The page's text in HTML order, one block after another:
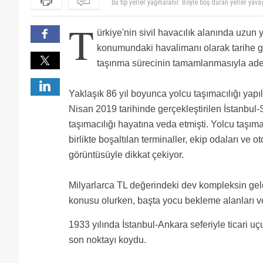
bu tip yerler yağmalanır. Böyle boş duran yerler
Atatürk Havalimanı DERHAL tekrar faaliyetine
Havalimanı mevcuttur. 30 Mio.luk İstanbul'a
terkedilmeden faaliyete geçirilmelidir. Milyarlarca
15. Saniyedeki 40 bin liralık kahve makinesini
Evet haber yapmak için bu başlık hiç olmamımış
Sanki sol yanımı kaybetmişim gibi Allah böylesini
TR böyle israflar yüzünden ekonomik olarak bitiyor.
Milli servet bunlar ! Çöpe atmışlar...bu nasıl israftır
Daha ne diyeyim?
T ürkiye'nin sivil havacılık alanında uzun
konumundaki havalimanı olarak tarihe
taşınma sürecinin tamamlanmasıyla
Yaklaşık 86 yıl boyunca yolcu taşımacılığı
Nisan 2019 tarihinde gerçekleştirilen
taşımacılığı hayatına veda etmişti. Yolcu
birlikte boşaltılan terminaller, ekip odaları ve
görüntüsüyle dikkat çekiyor.
Milyarlarca TL değerindeki dev kompleksin
konusu olurken, başta yocu bekleme alanları
1933 yılında İstanbul-Ankara seferiyle ticari
son noktayı koydu.